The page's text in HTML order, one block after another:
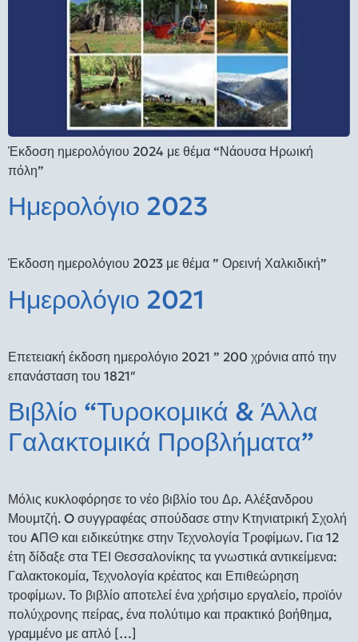
Έκδοση ημερολόγιου 2024 με θέμα “Νάουσα Ηρωική
πόλη”
Ημερολόγιο 2023
Έκδοση ημερολόγιου 2023 με θέμα ” Ορεινή Χαλκιδική”
Ημερολόγιο 2021
Επετειακή έκδοση ημερολόγιο 2021 ” 200 χρόνια από την
επανάσταση του 1821″
Βιβλίο “Τυροκομικά & Άλλα
Γαλακτομικά Προβλήματα”
Μόλις κυκλοφόρησε το νέο βιβλίο του Δρ. Αλέξανδρου
Μουμτζή. O συγγραφέας σπούδασε στην Κτηνιατρική Σχολή
του AΠΘ και ειδικεύτηκε στην Τεχνολογία Τροφίμων. Για 12
έτη δίδαξε στα ΤΕΙ Θεσσαλονίκης τα γνωστικά αντικείμενα:
Γαλακτοκομία, Τεχνολογία κρέατος και Επιθεώρηση
τροφίμων. Το βιβλίο αποτελεί ένα χρήσιμο εργαλείο, προϊόν
πολύχρονης πείρας, ένα πολύτιμο και πρακτικό βοήθημα,
γραμμένο με απλό […]